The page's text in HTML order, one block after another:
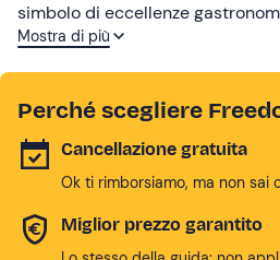
simbolo di eccellenze
è offrire una nuova
alto livello che mantengano
storia e la cultura del territorio.
Mostra di più
Perché scegliere
Cancellazione gratuita
Ok ti rimborsiamo, ma non sai
Miglior prezzo garantito